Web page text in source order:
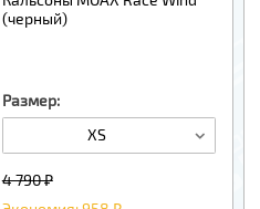
(черный)
Размер:
XS
4 790 ₽